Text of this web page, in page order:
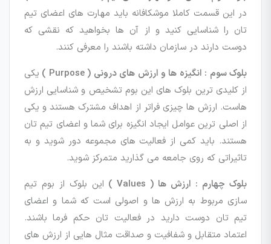
در این قسمت کاملا موشکافانه باید مهارت های اعضای تیم
تان را شناسایی کنید و از آن ها بخواهید که نقشی که
دوست دارند در سازمان داشته باشند را معرفی کنند.
بلوک سوم : انگیزه ها و ارزش های درونی ( Purpose )
یکی
از کلیدی ترین بلوک های این بوم تشخیص و شناسایی ارزش
هاست. ارزش ها چیزی فراتر از اهداف مشترک هستند و یکی
از اصلی ترین عوامل ایجاد انگیزه برای شما و اعضای تیم تان
هستند. باید کمی از فعالیت های مجموعه دور شوید و به
تاثیراتی که روی جامعه می گذارید متمرکز شوید.
بلوک چهارم : ارزش ها ( Values )
این بلوک از بوم تیم
سازی مربوط به ارزش ها و اصولی است که شما و اعضای
تیم تان دوست دارید در فعالیت تان حکم فرما باشند.
اعتماد متقابل و شفافیت و صداقت مثال هایی از ارزش های